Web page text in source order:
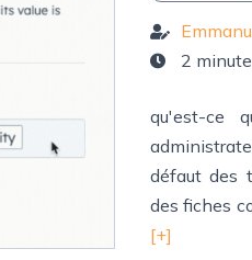
2
qu'est-ce
défaut des
des fiches
[+]